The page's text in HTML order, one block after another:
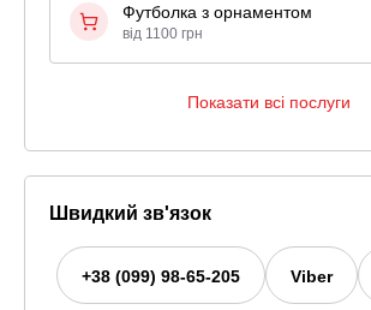
Футболка з орнаментом
від 1100 грн
Показати всі послуги
Швидкий зв'язок
+38 (099) 98-65-205 Viber